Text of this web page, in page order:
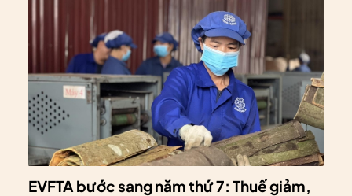
EVFTA bước sang năm thứ 7: Thuế giảm,